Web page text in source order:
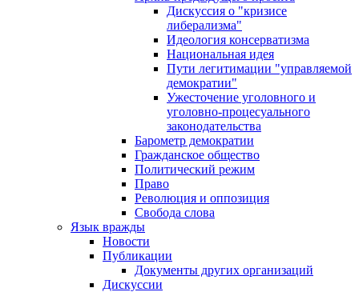
Дискуссия о "кризисе
либерализма"
Идеология консерватизма
Национальная идея
Пути легитимации "управляемой
демократии"
Ужесточение уголовного и
уголовно-процесуального
законодательства
Барометр демократии
Гражданское общество
Политический режим
Право
Революция и оппозиция
Свобода слова
Язык вражды
Новости
Публикации
Документы других организаций
Дискуссии